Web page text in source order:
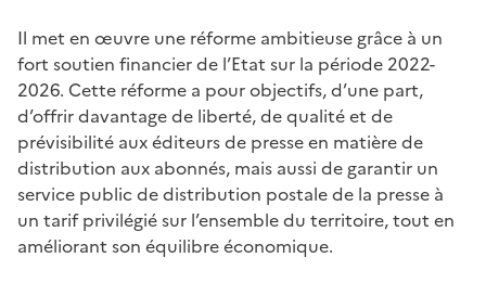
Il met en œuvre une réforme ambitieuse grâce à un
fort soutien financier de l’Etat sur la période 2022-
2026. Cette réforme a pour objectifs, d’une part,
d’offrir davantage de liberté, de qualité et de
prévisibilité aux éditeurs de presse en matière de
distribution aux abonnés, mais aussi de garantir un
service public de distribution postale de la presse à
un tarif privilégié sur l’ensemble du territoire, tout en
améliorant son équilibre économique.